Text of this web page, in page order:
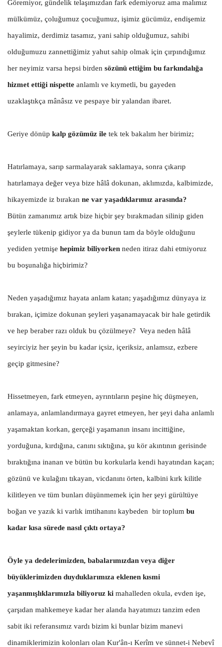
Göremiyor, gündelik telaşımızdan fark edemiyoruz ama malımız
mülkümüz, çoluğumuz çocuğumuz, işimiz gücümüz, endişemiz
hayalimiz, derdimiz tasamız, yani sahip olduğumuz, sahibi
olduğumuzu zannettiğimiz yahut sahip olmak için çırpındığımız
her neyimiz varsa hepsi birden sözünü ettiğim bu farkındalığa
hizmet ettiği nispette anlamlı ve kıymetli, bu gayeden
uzaklaştıkça mânâsız ve pespaye bir yalandan ibaret.
Geriye dönüp kalp gözümüz ile tek tek bakalım her birimiz;
Hatırlamaya, sarıp sarmalayarak saklamaya, sonra çıkarıp
hatırlamaya değer veya bize hâlâ dokunan, aklımızda, kalbimizde,
hikayemizde iz bırakan ne var yaşadıklarımız arasında?
Bütün zamanımız artık bize hiçbir şey bırakmadan silinip giden
şeylerle tükenip gidiyor ya da bunun tam da böyle olduğunu
yediden yetmişe hepimiz biliyorken neden itiraz dahi etmiyoruz
bu boşunalığa hiçbirimiz?
Neden yaşadığımız hayata anlam katan; yaşadığımız dünyaya iz
bırakan, içimize dokunan şeyleri yaşanamayacak bir hale getirdik
ve hep beraber razı olduk bu çözülmeye? Veya neden hâlâ
seyirciyiz her şeyin bu kadar içsiz, içeriksiz, anlamsız, ezbere
geçip gitmesine?
Hissetmeyen, fark etmeyen, ayrıntıların peşine hiç düşmeyen,
anlamaya, anlamlandırmaya gayret etmeyen, her şeyi daha anlamlı
yaşamaktan korkan, gerçeği yaşamanın insanı incittiğine,
yorduğuna, kırdığına, canını sıktığına, şu kör akıntının gerisinde
bıraktığına inanan ve bütün bu korkularla kendi hayatından kaçan;
gözünü ve kulağını tıkayan, vicdanını örten, kalbini kırk kilitle
kilitleyen ve tüm bunları düşünmemek için her şeyi gürültüye
boğan ve yazık ki varlık imtihanını kaybeden bir toplum bu
kadar kısa sürede nasıl çıktı ortaya?
Öyle ya dedelerimizden, babalarımızdan veya diğer
büyüklerimizden duyduklarımıza eklenen kısmi
yaşanmışlıklarımızla biliyoruz ki mahalleden okula, evden işe,
çarşıdan mahkemeye kadar her alanda hayatımızı tanzim eden
sabit iki referansımız vardı bizim ki bunlar bizim manevi
dinamiklerimizin kolonları olan Kur'ân-ı Kerîm ve sünnet-i Nebevî